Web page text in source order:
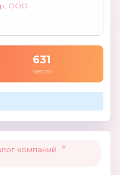
ООО
631
место
компаний
>